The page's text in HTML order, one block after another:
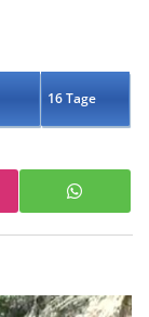
16 Tage